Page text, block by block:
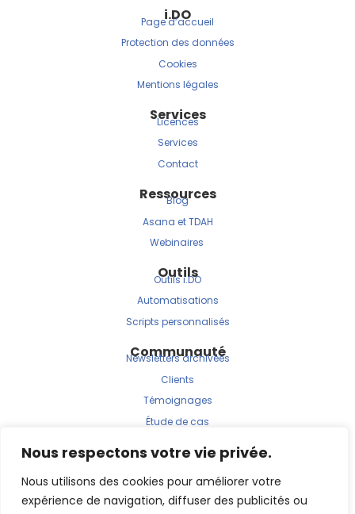
Nous respectons votre vie privée.
Nous utilisons des cookies pour améliorer votre
expérience de navigation, diffuser des publicités ou
i.DO
Page d’accueil
Protection des données
Cookies
Mentions légales
Services
Licences
Services
Contact
Ressources
Blog
Asana et TDAH
Webinaires
Outils
Outils i.DO
Automatisations
Scripts personnalisés
Communauté
Newsletters archivées
Clients
Témoignages
Étude de cas